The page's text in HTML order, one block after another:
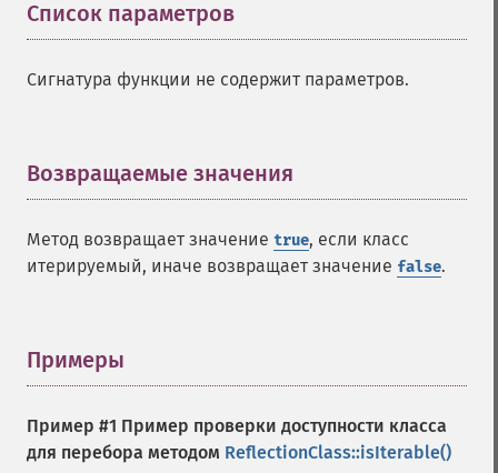
Список параметров
Сигнатура функции не содержит параметров.
Возвращаемые значения
Метод возвращает значение true, если класс
итерируемый, иначе возвращает значение false.
Примеры
Пример #1 Пример проверки доступности класса
для перебора методом ReflectionClass::isIterable()